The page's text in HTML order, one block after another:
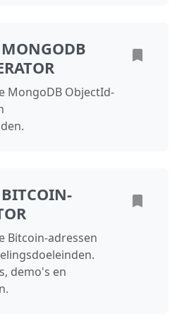
MongoDB ObjectId-
Bitcoin-adressen
demo's en